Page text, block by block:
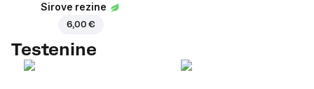
Sirove rezine
6,00 €
Testenine